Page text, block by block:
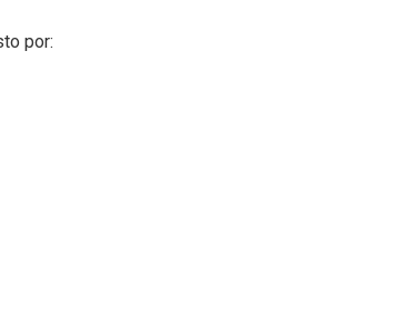
por: